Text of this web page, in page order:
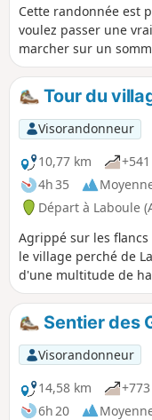
Cette randonnée est
voulez passer une
marcher sur un
méconnu, aérien et
de la Cham du Cros
départ de Laboule.
vaste boucle qui peut
le hameau de
de temps. Le pique-
allures de "16/9e"
imprenable sur la
le massif du
Vallon Pont d'Arc.
Tour du
Visorandonneur
10,77 km
4h 35
Départ à Laboule
Agrippé sur les
le village perché de
d'une multitude de
typiquement
permet de découvrir
serpentant à travers
séculaires, des
"calades" (sentiers
les habitants
quotidiennement).
Sentier des
Visorandonneur
14,58 km
6h 20